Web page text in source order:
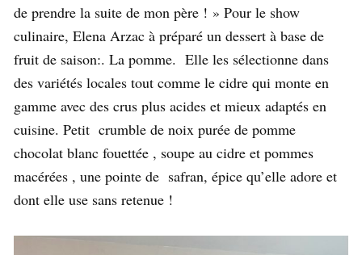
de prendre la suite de mon père ! » Pour le show
culinaire, Elena Arzac à préparé un dessert à base de
fruit de saison:. La pomme. Elle les sélectionne dans
des variétés locales tout comme le cidre qui monte en
gamme avec des crus plus acides et mieux adaptés en
cuisine. Petit crumble de noix purée de pomme
chocolat blanc fouettée , soupe au cidre et pommes
macérées , une pointe de safran, épice qu’elle adore et
dont elle use sans retenue !